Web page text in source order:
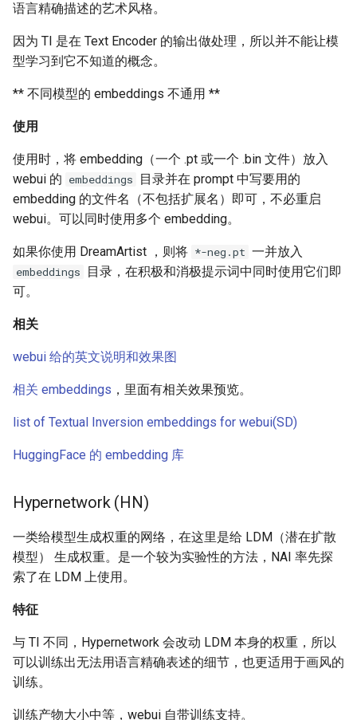
语言精确描述的艺术风格。
因为 TI 是在 Text Encoder 的输出做处理，所以并不能让模
型学习到它不知道的概念。
** 不同模型的 embeddings 不通用 **
使用
使用时，将 embedding（一个 .pt 或一个 .bin 文件）放入
webui 的 embeddings
目录并在 prompt 中写要用的
embedding 的文件名（不包括扩展名）即可，不必重启
webui。可以同时使用多个 embedding。
如果你使用 DreamArtist ，则将 *-neg.pt 一并放入
embeddings
目录，在积极和消极提示词中同时使用它们即
可。
相关
webui 给的英文说明和效果图
相关 embeddings ，里面有相关效果预览。
list of Textual Inversion embeddings for webui(SD)
HuggingFace 的 embedding 库
Hypernetwork (HN)
一类给模型生成权重的网络，在这里是给 LDM（潜在扩散
模型） 生成权重。是一个较为实验性的方法，NAI 率先探
索了在 LDM 上使用。
特征
与 TI 不同，Hypernetwork 会改动 LDM 本身的权重，所以
可以训练出无法用语言精确表述的细节，也更适用于画风的
训练。
训练产物大小中等，webui 自带训练支持。